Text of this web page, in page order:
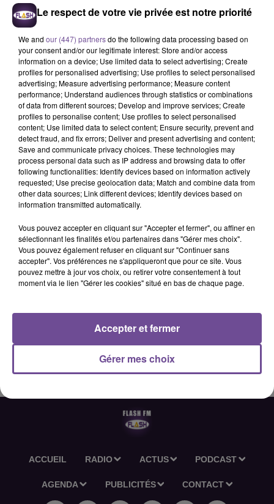
Flash FM
L'actu-région Flash FM du 02 07 2026 12h30
2 juillet 2026 - 2 min 36 sec
L'ACTU-RÉGION FLASH FM DU 02 07 2026 12H30
L'actu-région Flash FM du 02 07 2026 12h30
ACCUEIL RADIO ACTUS PODCAST
AGENDA PUBLICITÉS CONTACT
Le respect de votre vie privée est notre priorité
We and our (447) partnersdo the following data processing based on
your consent and/or our legitimate interest: Store and/or access
information on a device; Use limited data to select advertising; Create
profiles for personalised advertising; Use profiles to select personalised
advertising; Measure advertising performance; Measure content
performance; Understand audiences through statistics or combinations
of data from different sources; Develop and improve services; Create
profiles to personalise content; Use profiles to select personalised
content; Use limited data to select content; Ensure security, prevent and
detect fraud, and fix errors; Deliver and present advertising and content;
Save and communicate privacy choices. These technologies may
process personal data such as IP address and browsing data to offer
following functionalities: Identify devices based on information actively
requested; Use precise geolocation data; Match and combine data from
other data sources; Link different devices; Identify devices based on
information transmitted automatically.
Vous pouvez accepter en cliquant sur "Accepter et fermer", ou affiner en
sélectionnant les finalités et/ou partenaires dans "Gérer mes choix".
Vous pouvez également refuser en cliquant sur "Continuer sans
accepter". Vos préférences ne s'appliqueront que pour ce site. Vous
pouvez mettre à jour vos choix, ou retirer votre consentement à tout
moment via le lien "Gérer les cookies" situé en bas de chaque page.
Gérer mes choix
Accepter et fermer